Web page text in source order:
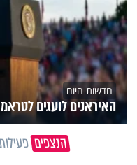
חדשות היום
האיראנים לועגים
הנצפים